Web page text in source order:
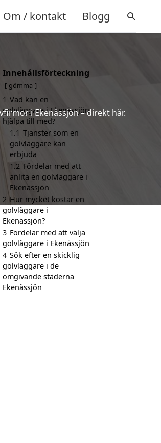
Om / kontakt Blogg
i Ekenässjön – direkt här.
Innehållsförteckning
gömma
1 Vad kan en
golvläggare i Ekenässjön
hjälpa till med?
1.1 Tjänster som en
golvläggare kan
erbjuda
1.2 Fördelar med att
anlita en golvläggare i
Ekenässjön
2 Hur mycket kostar en
golvläggare i
Ekenässjön?
3 Fördelar med att välja
golvläggare i Ekenässjön
4 Sök efter en skicklig
golvläggare i de
omgivande städerna
Ekenässjön